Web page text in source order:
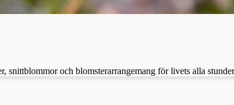
snittblommor och blomsterarrangemang för livets alla